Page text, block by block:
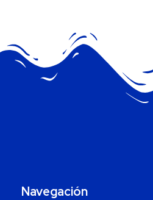
Navegación